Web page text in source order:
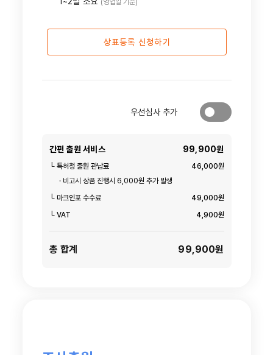
(영업일 기준)
상표등록 신청하기
우선심사 추가
간편 출원 서비스 99,900원
└ 특허청 출원 관납료
46,000원
· 비고시 상품 진행시 6,000원 추가 발생
└ 마크인포 수수료
49,000원
└ VAT
4,900원
총 합계 99,900원